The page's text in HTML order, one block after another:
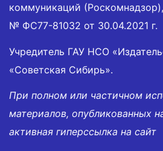
коммуникаций
№ ФС77-81032 от 30.04.2021 г.
Учредитель ГАУ НСО
«Советская Сибирь».
При полном или частичном
материалов, опубликованных
активная гиперссылка на сайт